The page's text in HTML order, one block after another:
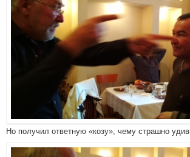
Но получил ответную «козу», чему страшно